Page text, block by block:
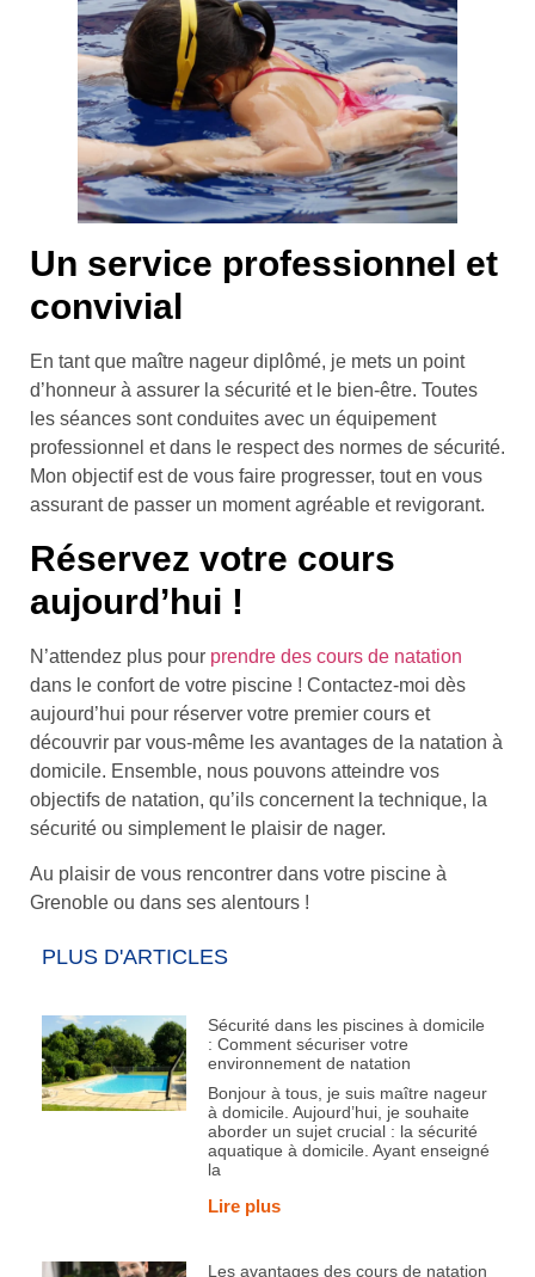
Un service professionnel et
convivial
En tant que maître nageur diplômé, je mets un point
d’honneur à assurer la sécurité et le bien-être. Toutes
les séances sont conduites avec un équipement
professionnel et dans le respect des normes de sécurité.
Mon objectif est de vous faire progresser, tout en vous
assurant de passer un moment agréable et revigorant.
Réservez votre cours
aujourd’hui !
N’attendez plus pour prendre des cours de natation
dans le confort de votre piscine ! Contactez-moi dès
aujourd’hui pour réserver votre premier cours et
découvrir par vous-même les avantages de la natation à
domicile. Ensemble, nous pouvons atteindre vos
objectifs de natation, qu’ils concernent la technique, la
sécurité ou simplement le plaisir de nager.
Au plaisir de vous rencontrer dans votre piscine à
Grenoble ou dans ses alentours !
PLUS D'ARTICLES
Sécurité dans les piscines à domicile
: Comment sécuriser votre
environnement de natation
Bonjour à tous, je suis maître nageur
à domicile. Aujourd’hui, je souhaite
aborder un sujet crucial : la sécurité
aquatique à domicile. Ayant enseigné
la
Lire plus
Les avantages des cours de natation